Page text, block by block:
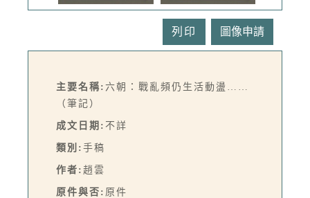
列印
主要名稱: 六朝：戰亂頻仍生活動盪……
（筆記）
成文日期: 不詳
類別: 手稿
作者: 趙雲
原件與否: 原件